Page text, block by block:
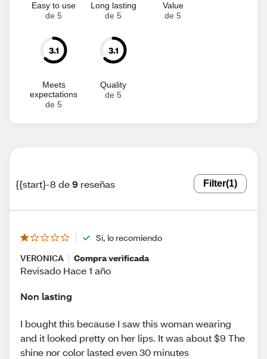
Easy to use
de 5
Long lasting
de 5
Value
de 5
3.1
Meets
expectations
de 5
3.1
Quality
de 5
{{start}-8 de9 reseñas Filter(1)
Sí, lo recomiendo
VERONICA
Compra verificada
Revisado Hace 1 año
Non lasting
I bought this because I saw this woman wearing
and it looked pretty on her lips. It was about $9 The
shine nor color lasted even 30 minutes